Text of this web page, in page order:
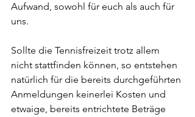
Aufwand, sowohl für euch als auch für
uns.
Sollte die Tennisfreizeit trotz allem
nicht stattfinden können, so entstehen
natürlich für die bereits durchgeführten
Anmeldungen keinerlei Kosten und
etwaige, bereits entrichtete Beträge